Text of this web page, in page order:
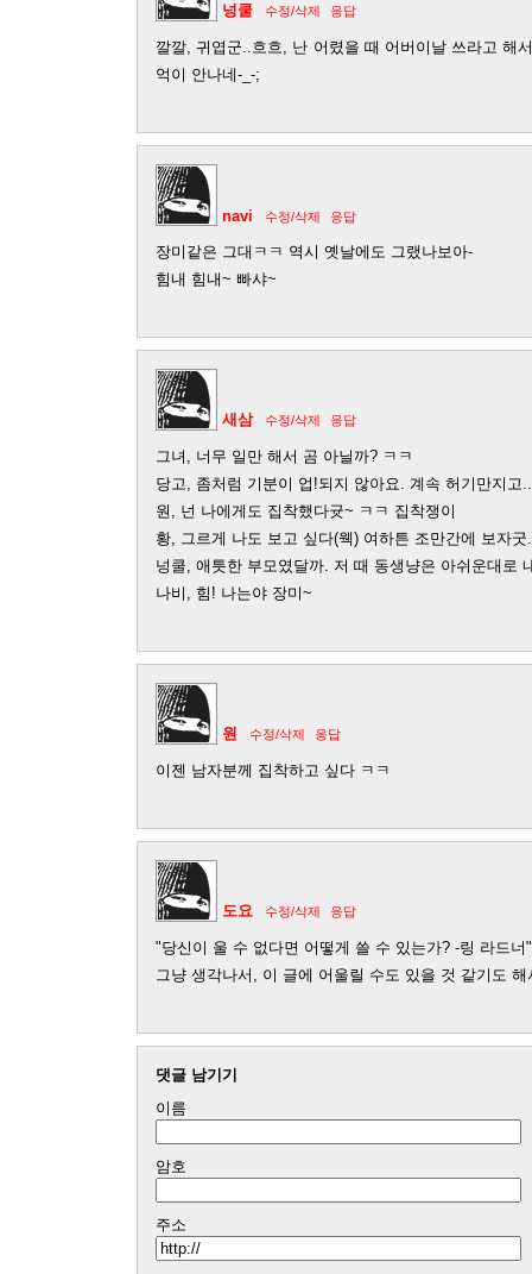
넝쿨 수정/삭제 응답
깔깔, 귀엽군..흐흐, 난 어렸을 때 어버이날 쓰라고 해
억이 안나네-_-;
navi 수정/삭제 응답
장미같은 그대ㅋㅋ 역시 옛날에도 그랬나보아-
힘내 힘내~ 빠샤~
새삼 수정/삭제 응답
그녀, 너무 일만 해서 곰 아닐까? ㅋㅋ
당고, 좀처럼 기분이 업!되지 않아요. 계속 허기만지고
원, 넌 나에게도 집착했다귯~ ㅋㅋ 집착쟁이
황, 그르게 나도 보고 싶다(웩) 여하튼 조만간에 보자
넝쿨, 애틋한 부모였달까. 저 때 동생냥은 아쉬운대로
나비, 힘! 나는야 장미~
원 수정/삭제 응답
이젠 남자분께 집착하고 싶다 ㅋㅋ
도요 수정/삭제 응답
"당신이 울 수 없다면 어떻게 쓸 수 있는가? -링 라드너"
그냥 생각나서, 이 글에 어울릴 수도 있을 것 같기도 해
댓글 남기기
이름
암호
주소